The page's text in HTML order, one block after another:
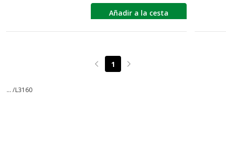
Añadir a la cesta
Page précédente
1 Page suivante
... /L3160